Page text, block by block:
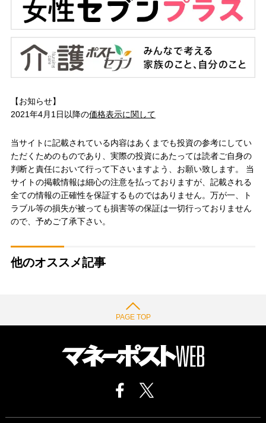
【お知らせ】
2021年4月1日以降の価格表示に関して
当サイトに記載されている内容はあくまでも投資の参考にしてい
ただくためのものであり、実際の投資にあたっては読者ご自身の
判断と責任において行って下さいますよう、お願い致します。 当
サイトの掲載情報は細心の注意を払っておりますが、記載される
全ての情報の正確性を保証するものではありません。万が一、ト
ラブル等の損失が被っても損害等の保証は一切行っておりません
ので、予めご了承下さい。
他のオススメ記事
PAGE TOP